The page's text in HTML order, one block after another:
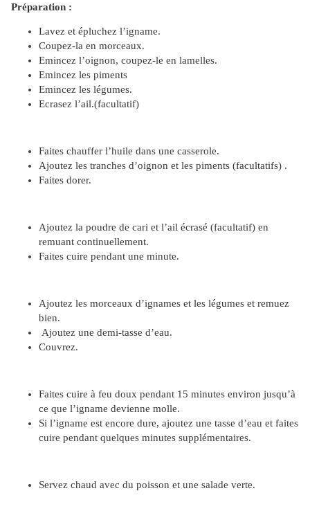
Préparation :
Lavez et épluchez l’igname.
Coupez-la en morceaux.
Emincez l’oignon, coupez-le en lamelles.
Emincez les piments
Emincez les légumes.
Ecrasez l’ail.(facultatif)
Faites chauffer l’huile dans une casserole.
Ajoutez les tranches d’oignon et les piments (facultatifs) .
Faites dorer.
Ajoutez la poudre de cari et l’ail écrasé (facultatif) en
remuant continuellement.
Faites cuire pendant une minute.
Ajoutez les morceaux d’ignames et les légumes et remuez
bien.
Ajoutez une demi-tasse d’eau.
Couvrez.
Faites cuire à feu doux pendant 15 minutes environ jusqu’à
ce que l’igname devienne molle.
Si l’igname est encore dure, ajoutez une tasse d’eau et faites
cuire pendant quelques minutes supplémentaires.
Servez chaud avec du poisson et une salade verte.